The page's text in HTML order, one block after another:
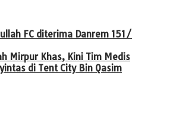
FC diterima Danrem 151/
Mirpur Khas, Kini Tim Medis
di Tent City Bin Qasim